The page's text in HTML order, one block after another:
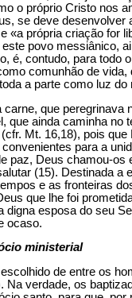
o próprio Cristo nos
se deve
«a própria criação for
povo messiânico,
é, contudo, para todo
comunhão de
a parte como luz
que peregrinava
que ainda caminha no
Mt. 16,18), pois
para a
paz, Deus chamou-
(15). Destinada a
e as fronteiras
que lhe foi
esposa do seu
ocaso.
ministerial
de entre os
Na verdade, os